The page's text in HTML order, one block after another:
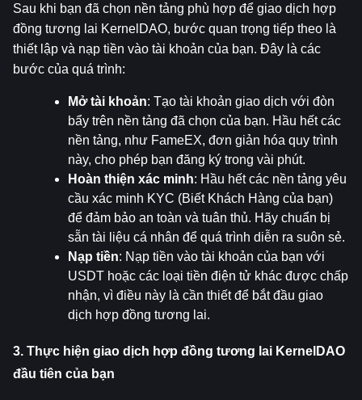
Sau khi bạn đã chọn nền tảng phù hợp để giao dịch hợp
đồng tương lai KernelDAO, bước quan trọng tiếp theo là
thiết lập và nạp tiền vào tài khoản của bạn. Đây là các
bước của quá trình:
Mở tài khoản: Tạo tài khoản giao dịch với đòn
bẩy trên nền tảng đã chọn của bạn. Hầu hết các
nền tảng, như FameEX, đơn giản hóa quy trình
này, cho phép bạn đăng ký trong vài phút.
Hoàn thiện xác minh: Hầu hết các nền tảng yêu
cầu xác minh KYC (Biết Khách Hàng của bạn)
để đảm bảo an toàn và tuân thủ. Hãy chuẩn bị
sẵn tài liệu cá nhân để quá trình diễn ra suôn sẻ.
Nạp tiền: Nạp tiền vào tài khoản của bạn với
USDT hoặc các loại tiền điện tử khác được chấp
nhận, vì điều này là cần thiết để bắt đầu giao
dịch hợp đồng tương lai.
3. Thực hiện giao dịch hợp đồng tương lai KernelDAO
đầu tiên của bạn